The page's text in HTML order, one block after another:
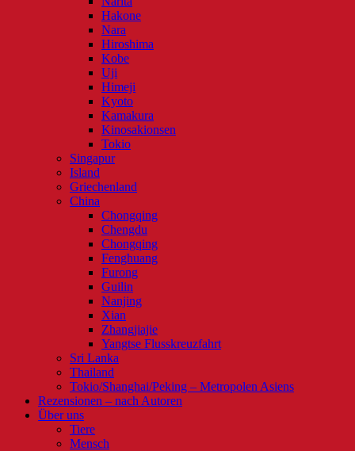
Hakone
Nara
Hiroshima
Kobe
Uji
Himeji
Kyoto
Kamakura
Kinosakionsen
Tokio
Singapur
Island
Griechenland
China
Chongqing
Chengdu
Chongqing
Fenghuang
Furong
Guilin
Nanjing
Xian
Zhangjiajie
Yangtse Flusskreuzfahrt
Sri Lanka
Thailand
Tokio/Shanghai/Peking – Metropolen Asiens
Rezensionen – nach Autoren
Über uns
Tiere
Mensch